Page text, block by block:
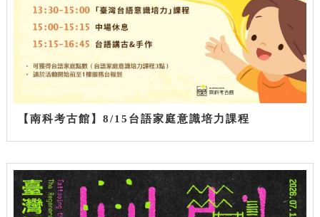
【南科考古館】8/15台語家庭意識培力課程